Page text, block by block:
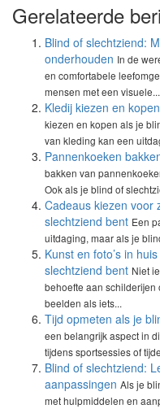
Gerelateerde
Blind of slechtziend:
onderhouden In de
en comfortabele
mensen met een visuele...
Kledij kiezen en
kiezen en kopen als je
van kleding kan een
Pannenkoeken
bakken van
Ook als je blind of
Cadeaus kiezen voor
slechtziend bent Een
uitdaging, maar als je
Kunst en foto’s in
slechtziend bent Niet
behoefte aan schilderijen
beelden als iets...
Tijd opmeten als je
een belangrijk aspect in
tijdens sportsessies of
Blind of slechtziend:
aanpassingen Als je
met hulpmiddelen en